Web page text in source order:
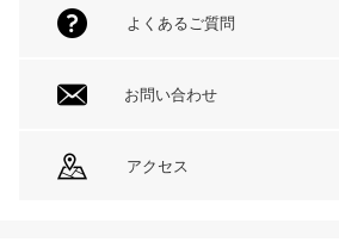
よくあるご質問
お問い合わせ
アクセス